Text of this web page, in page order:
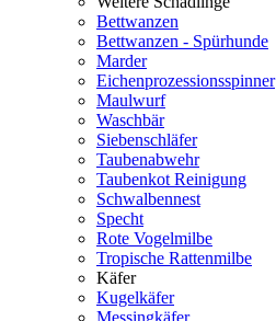
Bettwanzen
Bettwanzen - Spürhunde
Marder
Eichenprozessionsspinner
Maulwurf
Waschbär
Siebenschläfer
Taubenabwehr
Taubenkot Reinigung
Schwalbennest
Specht
Rote Vogelmilbe
Tropische Rattenmilbe
Käfer
Kugelkäfer
Messingkäfer